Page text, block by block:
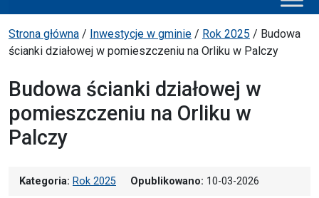
Ścieżka powrotu
Strona główna / Inwestycje w gminie / Rok 2025 / Budowa
ścianki działowej w pomieszczeniu na Orliku w Palczy
Budowa ścianki działowej w
pomieszczeniu na Orliku w
Palczy
Kategoria: Rok 2025 Opublikowano: 10-03-2026